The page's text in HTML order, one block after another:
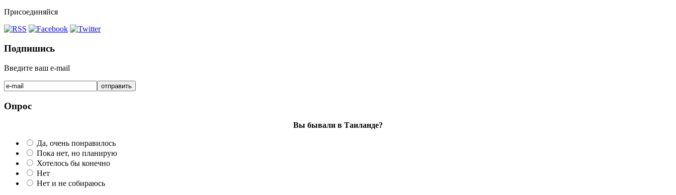
Присоединяйся
Подпишись
Введите ваш e-mail
Опрос
Вы бывали в Таиланде?
Да, очень понравилось
Пока нет, но планирую
Хотелось бы конечно
Нет
Нет и не собираюсь